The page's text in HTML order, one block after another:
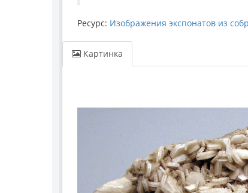
Ресурс: Изображения экспонатов из
Картинка